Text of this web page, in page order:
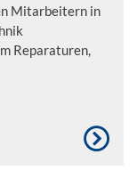
Mitarbeitern in
Reparaturen,